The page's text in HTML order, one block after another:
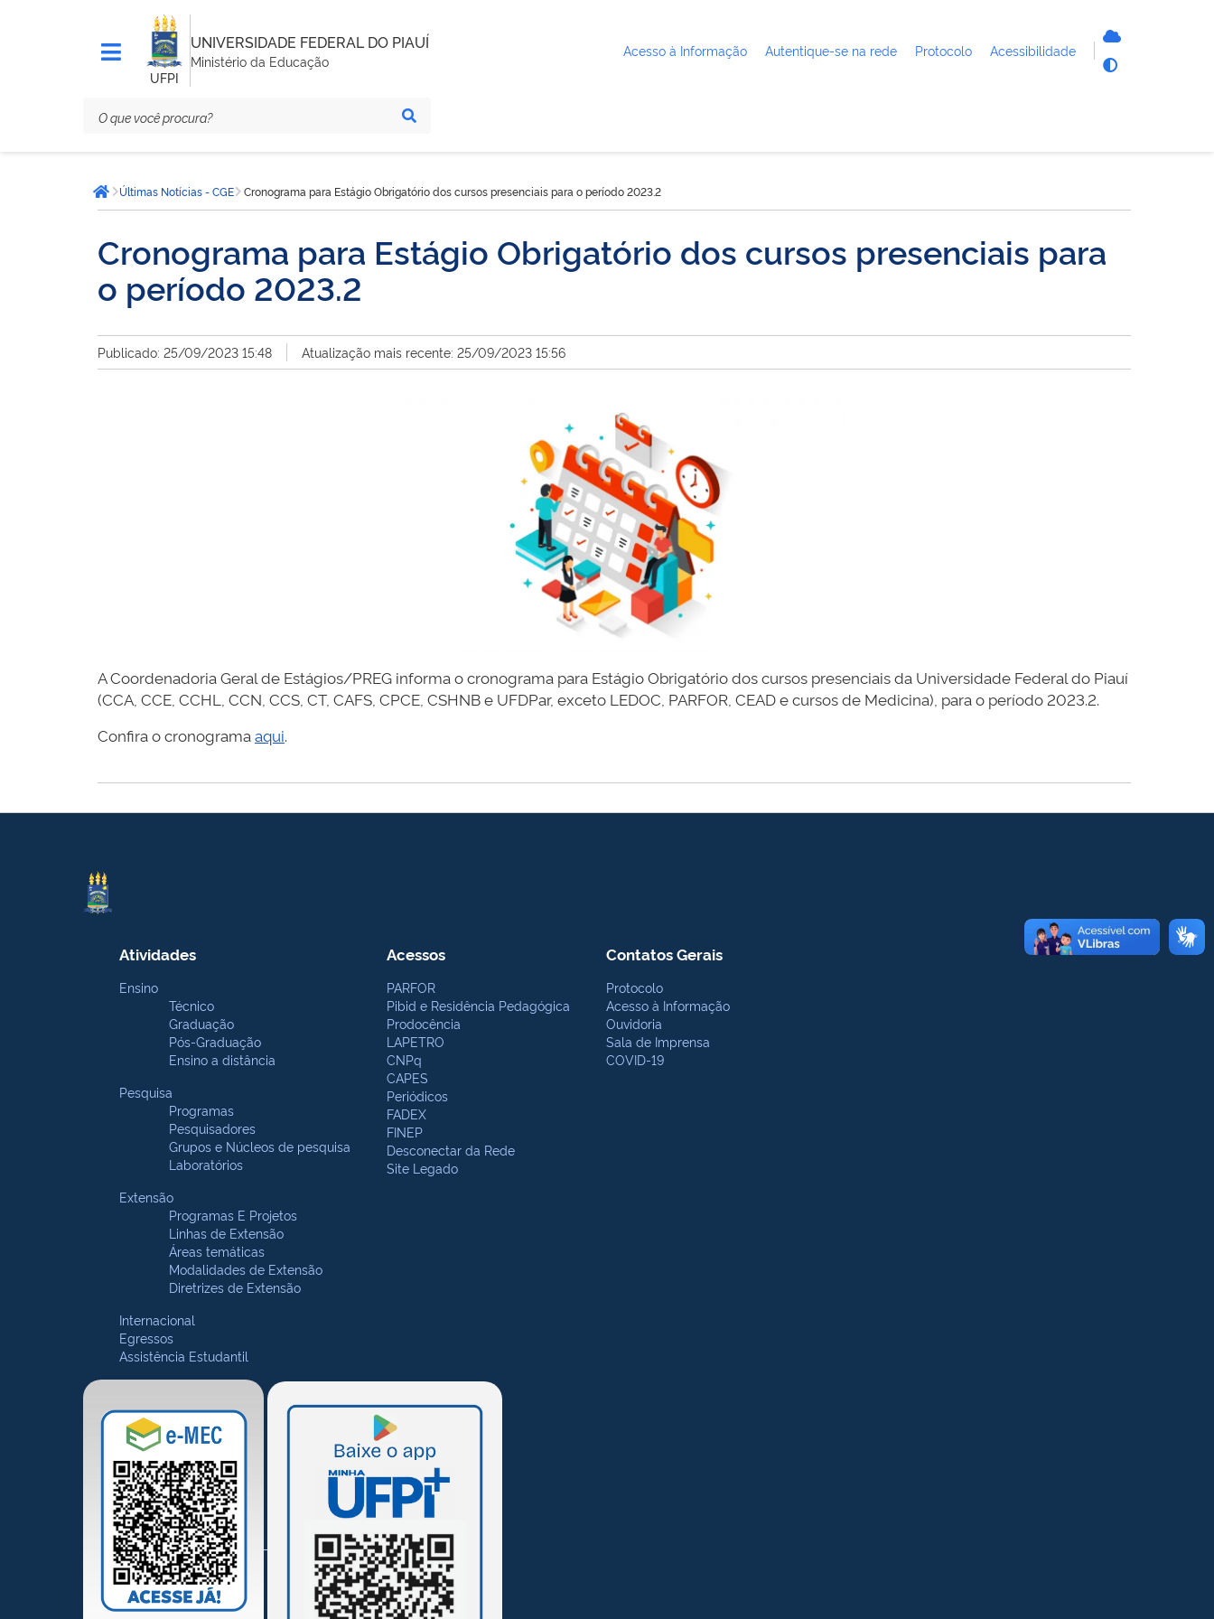
UFPI
UNIVERSIDADE FEDERAL DO PIAUÍ
Ministério da Educação
Acesso à Informação Autentique-se na rede Protocolo Acessibilidade
está
aqui:Página inicial
Últimas Notícias - CGE Cronograma para Estágio Obrigatório dos cursos presenciais para o período 2023.2
Cronograma para Estágio Obrigatório dos cursos presenciais para
o período 2023.2
Publicado: 25/09/2023 15:48 Atualização mais recente: 25/09/2023 15:56
A Coordenadoria Geral de Estágios/PREG informa o cronograma para Estágio Obrigatório dos cursos presenciais da Universidade Federal do Piauí
(CCA, CCE, CCHL, CCN, CCS, CT, CAFS, CPCE, CSHNB e UFDPar, exceto LEDOC, PARFOR, CEAD e cursos de Medicina), para o período 2023.2.
Confira o cronogramaaqui.
Atividades
Ensino
Técnico
Graduação
Pós-Graduação
Ensino a distância
Pesquisa
Programas
Pesquisadores
Grupos e Núcleos de pesquisa
Laboratórios
Extensão
Programas E Projetos
Linhas de Extensão
Áreas temáticas
Modalidades de Extensão
Diretrizes de Extensão
Internacional
Egressos
Assistência Estudantil
Acessos
PARFOR
Pibid e Residência Pedagógica
Prodocência
LAPETRO
CNPq
CAPES
Periódicos
FADEX
FINEP
Desconectar da Rede
Site Legado
Contatos Gerais
Protocolo
Acesso à Informação
Ouvidoria
Sala de Imprensa
COVID-19